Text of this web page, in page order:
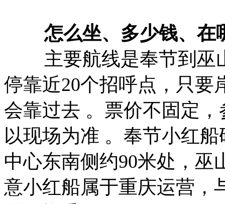
怎么坐、多少钱、在
主要航线‌是奉节到巫
停靠近20个招呼点，只要
会靠过去 。‌票价‌不固定
以现场为准 。‌奉节小红
中心东南侧约90米处，‌巫
意小红船属于重庆运营，